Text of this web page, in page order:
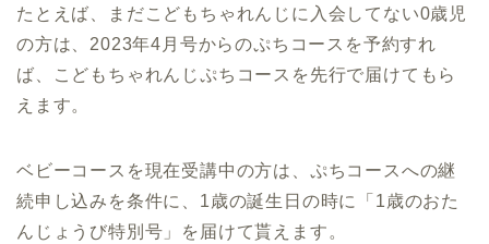
たとえば、まだこどもちゃれんじに入会してない0歳児
の方は、2023年4月号からのぷちコースを予約すれ
ば、こどもちゃれんじぷちコースを先行で届けてもら
えます。
ベビーコースを現在受講中の方は、ぷちコースへの継
続申し込みを条件に、1歳の誕生日の時に「1歳のおた
んじょうび特別号」を届けて貰えます。